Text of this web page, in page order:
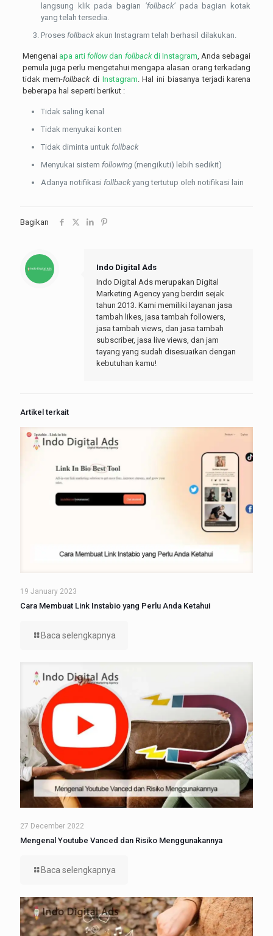
langsung klik pada bagian ‘follback’ pada bagian kotak
yang telah tersedia.
Proses follback akun Instagram telah berhasil dilakukan.
Mengenai apa artifollowdan follbackdi Instagram , Anda sebagai
pemula juga perlu mengetahui mengapa alasan orang terkadang
tidak mem-follbackdi Instagram . Hal ini biasanya terjadi karena
beberapa hal seperti berikut :
Tidak saling kenal
Tidak menyukai konten
Tidak diminta untuk follback
Menyukai sistem following (mengikuti) lebih sedikit)
Adanya notifikasi follbackyang tertutup oleh notifikasi lain
Bagikan
Indo Digital Ads
Indo Digital Ads merupakan Digital
Marketing Agency yang berdiri sejak
tahun 2013. Kami memiliki layanan jasa
tambah likes, jasa tambah followers,
jasa tambah views, dan jasa tambah
subscriber, jasa live views, dan jam
tayang yang sudah disesuaikan dengan
kebutuhan kamu!
Artikel terkait
19 January 2023
Cara Membuat Link Instabio yang Perlu Anda Ketahui
Baca selengkapnya
27 December 2022
Mengenal Youtube Vanced dan Risiko Menggunakannya
Baca selengkapnya